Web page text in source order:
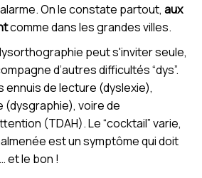
On le constate partout, aux
comme dans les grandes villes.
peut s'inviter seule,
d’autres difficultés “dys”.
ennuis de lecture (dyslexie),
(dysgraphie), voire de
(TDAH). Le “cocktail” varie,
est un symptôme qui doit
et le bon !